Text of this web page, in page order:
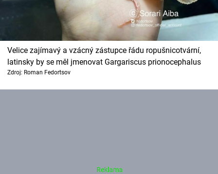
Velice zajímavý a vzácný zástupce řádu ropušnicotvární,
latinsky by se měl jmenovat Gargariscus prionocephalus
Zdroj: Roman Fedortsov